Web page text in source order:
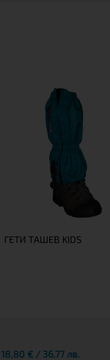
ГЕТИ ТАШЕВ KIDS
18,80 € / 36.77 лв.